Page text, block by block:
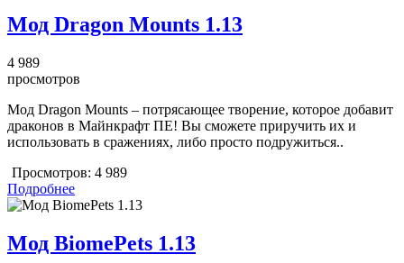
Мод Dragon Mounts 1.13
4 989
просмотров
Мод Dragon Mounts – потрясающее творение, которое добавит
драконов в Майнкрафт ПЕ! Вы сможете приручить их и
использовать в сражениях, либо просто подружиться..
Просмотров: 4 989
Подробнее
Мод BiomePets 1.13